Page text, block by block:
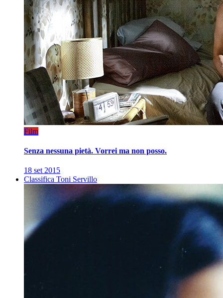
Film
Senza nessuna pietà. Vorrei ma non posso.
18 set 2015
Classifica Toni Servillo